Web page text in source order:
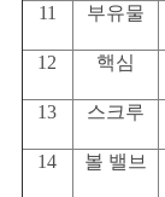
11 부유물
12
핵심
13
스크루
14
볼 밸브